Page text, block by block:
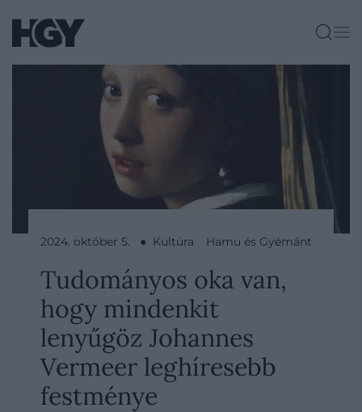
2024. október 5. ● Kultúra Hamu és Gyémánt
Tudományos oka van,
hogy mindenkit
lenyűgöz Johannes
Vermeer leghíresebb
festménye